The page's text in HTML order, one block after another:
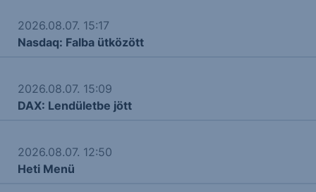
2026.08.07. 15:17
Nasdaq: Falba ütközött
2026.08.07. 15:09
DAX: Lendületbe jött
2026.08.07. 12:50
Heti Menü